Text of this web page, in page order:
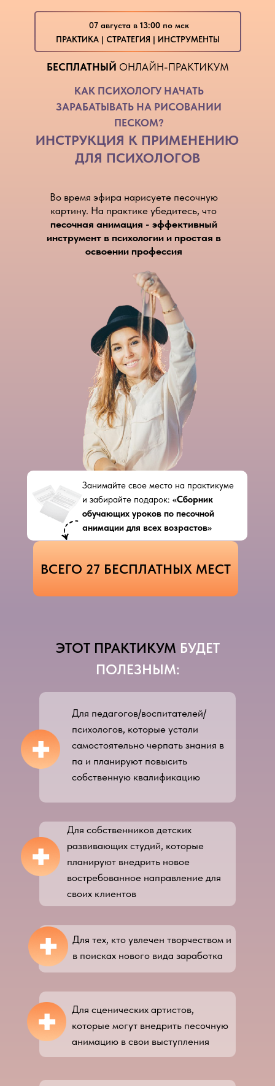
07 августа в 13:00 по мск
БЕСПЛАТНЫЙ ОНЛАЙН-ПРАКТИКУМ
КАК ПСИХОЛОГУ НАЧАТЬ
ЗАРАБАТЫВАТЬ НА РИСОВАНИИ
ПЕСКОМ?
Во время эфира нарисуете песочную
картину. На практике убедитесь, что
песочная анимация - эффективный
инструмент в психологии и простая в
освоении профессия
Занимайте свое место на практикуме
и забирайте подарок: «Сборник
обучающих уроков по песочной
анимации для всех возрастов»
ПРАКТИКА | СТРАТЕГИЯ | ИНСТРУМЕНТЫ
ВСЕГО 27 БЕСПЛАТНЫХ МЕСТ
ИНСТРУКЦИЯ К ПРИМЕНЕНИЮ
ДЛЯ ПСИХОЛОГОВ
ЭТОТ ПРАКТИКУМ БУДЕТ
ПОЛЕЗНЫМ:
Для педагогов/воспитателей/
психологов, которые устали
самостоятельно черпать знания в
па и планируют повысить
собственную квалификацию
Для тех, кто увлечен творчеством и
в поисках нового вида заработка
Для сценических артистов,
которые могут внедрить песочную
анимацию в свои выступления
+
+
Для собственников детских
развивающих студий, которые
планируют внедрить новое
востребованное направление для
своих клиентов
+
+